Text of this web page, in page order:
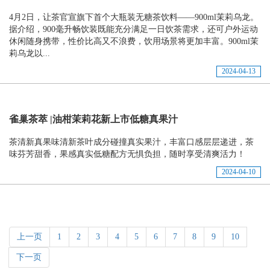
4月2日，让茶官宣旗下首个大瓶装无糖茶饮料——900ml茉莉乌龙。
据介绍，900毫升畅饮装既能充分满足一日饮茶需求，还可户外运动
休闲随身携带，性价比高又不浪费，饮用场景将更加丰富。900ml茉
莉乌龙以...
2024-04-13
雀巢茶萃 |油柑茉莉花新上市低糖真果汁
茶清新真果味清新茶叶成分碰撞真实果汁，丰富口感层层递进，茶
味芬芳甜香，果感真实低糖配方无惧负担，随时享受清爽活力！
2024-04-10
上一页 1 2 3 4 5 6 7 8 9 10
下一页